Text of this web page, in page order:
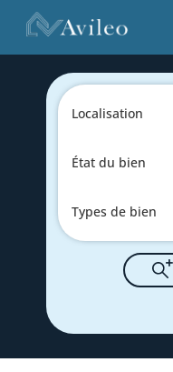
Localisation
État du bien
Types de bien